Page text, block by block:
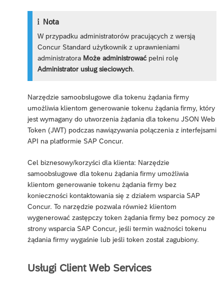
Nota
W przypadku administratorów pracujących z wersją
Concur Standard użytkownik z uprawnieniami
administratora Może administrować pełni rolę
Administrator usług sieciowych.
Narzędzie samoobsługowe dla tokenu żądania firmy
umożliwia klientom generowanie tokenu żądania firmy, który
jest wymagany do utworzenia żądania dla tokenu JSON Web
Token (JWT) podczas nawiązywania połączenia z interfejsami
API na platformie SAP Concur.
Cel biznesowy/korzyści dla klienta: Narzędzie
samoobsługowe dla tokenu żądania firmy umożliwia
klientom generowanie tokenu żądania firmy bez
konieczności kontaktowania się z działem wsparcia SAP
Concur. To narzędzie pozwala również klientom
wygenerować zastępczy token żądania firmy bez pomocy ze
strony wsparcia SAP Concur, jeśli termin ważności tokenu
żądania firmy wygaśnie lub jeśli token został zagubiony.
Usługi Client Web Services